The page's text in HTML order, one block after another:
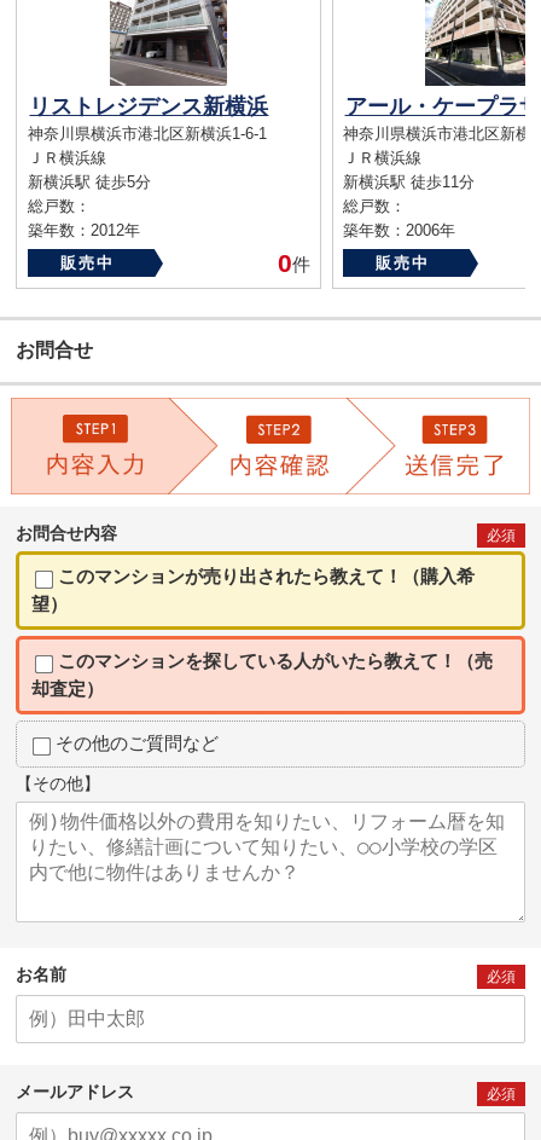
リストレジデンス新横浜
神奈川県横浜市港北区新横浜1-6-1
ＪＲ横浜線
新横浜駅 徒歩5分
総戸数：
築年数：2012年
販売中
0件
アール・ケープラ
神奈川県横浜市港北区新横
ＪＲ横浜線
新横浜駅 徒歩11分
総戸数：
築年数：2006年
販売中
お問合せ
お問合せ内容 必須
このマンションが売り出されたら教えて！（購入希
望）
このマンションを探している人がいたら教えて！（売
却査定）
その他のご質問など
【その他】
お名前 必須
メールアドレス 必須